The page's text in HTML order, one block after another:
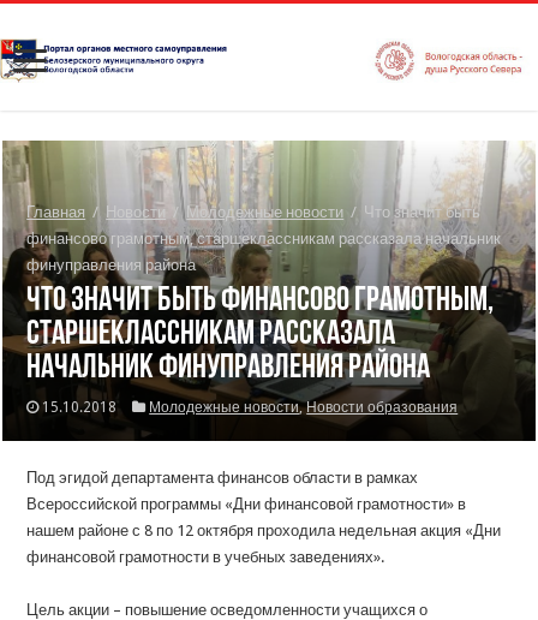
Главная / Новости / Молодежные новости / Что значит быть
финансово грамотным, старшеклассникам рассказала начальник
финуправления района
Что значит быть финансово грамотным,
старшеклассникам рассказала
начальник финуправления района
15.10.2018 Молодежные новости,Новости образования
Под эгидой департамента финансов области в рамках
Всероссийской программы «Дни финансовой грамотности» в
нашем районе с 8 по 12 октября проходила недельная акция «Дни
финансовой грамотности в учебных заведениях».
Цель акции – повышение осведомленности учащихся о